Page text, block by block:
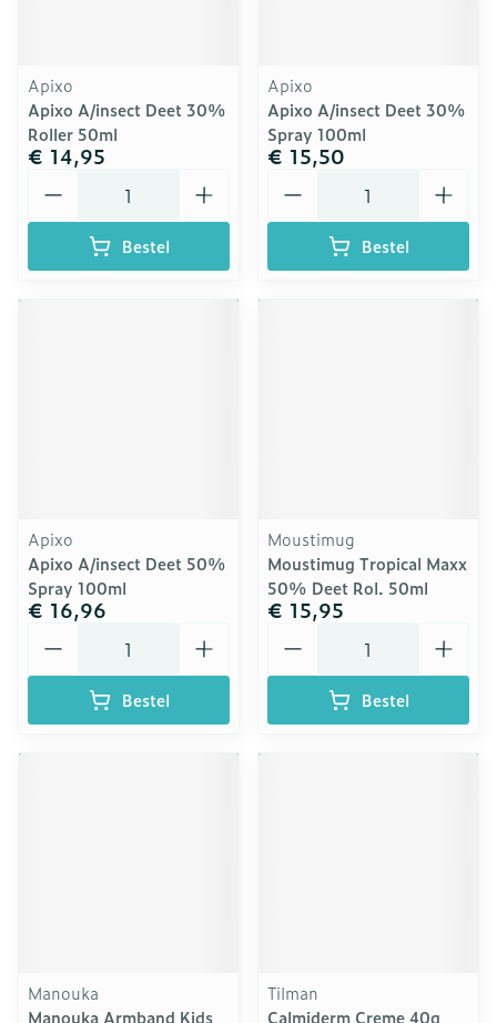
Apixo
Apixo A/insect Deet 30%
Roller 50ml
€ 14,95
Bestel
Apixo
Apixo A/insect Deet 30%
Spray 100ml
€ 15,50
Bestel
Apixo
Apixo A/insect Deet 50%
Spray 100ml
€ 16,96
Bestel
Moustimug
Moustimug Tropical Maxx
50% Deet Rol. 50ml
€ 15,95
Bestel
Manouka
Manouka Armband Kids
Tilman
Calmiderm Creme 40g